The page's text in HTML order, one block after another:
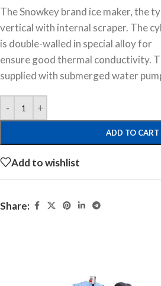
The Snowkey brand ice maker, the
vertical with internal scraper. The
is double-walled in special alloy for
ensure good thermal conductivity.
supplied with submerged water
ADD TO CART
Add to wishlist
Share: